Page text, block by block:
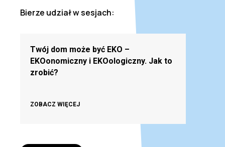
Bierze udział w sesjach:
Twój dom może być EKO –
EKOonomiczny i EKOologiczny. Jak to
zrobić?
ZOBACZ WIĘCEJ